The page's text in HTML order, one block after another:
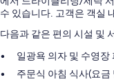
수 있습니다. 고객은 객실
다음과 같은 편의 시설 및
일광욕 의자 및 수영
주문식 아침 식사(요금